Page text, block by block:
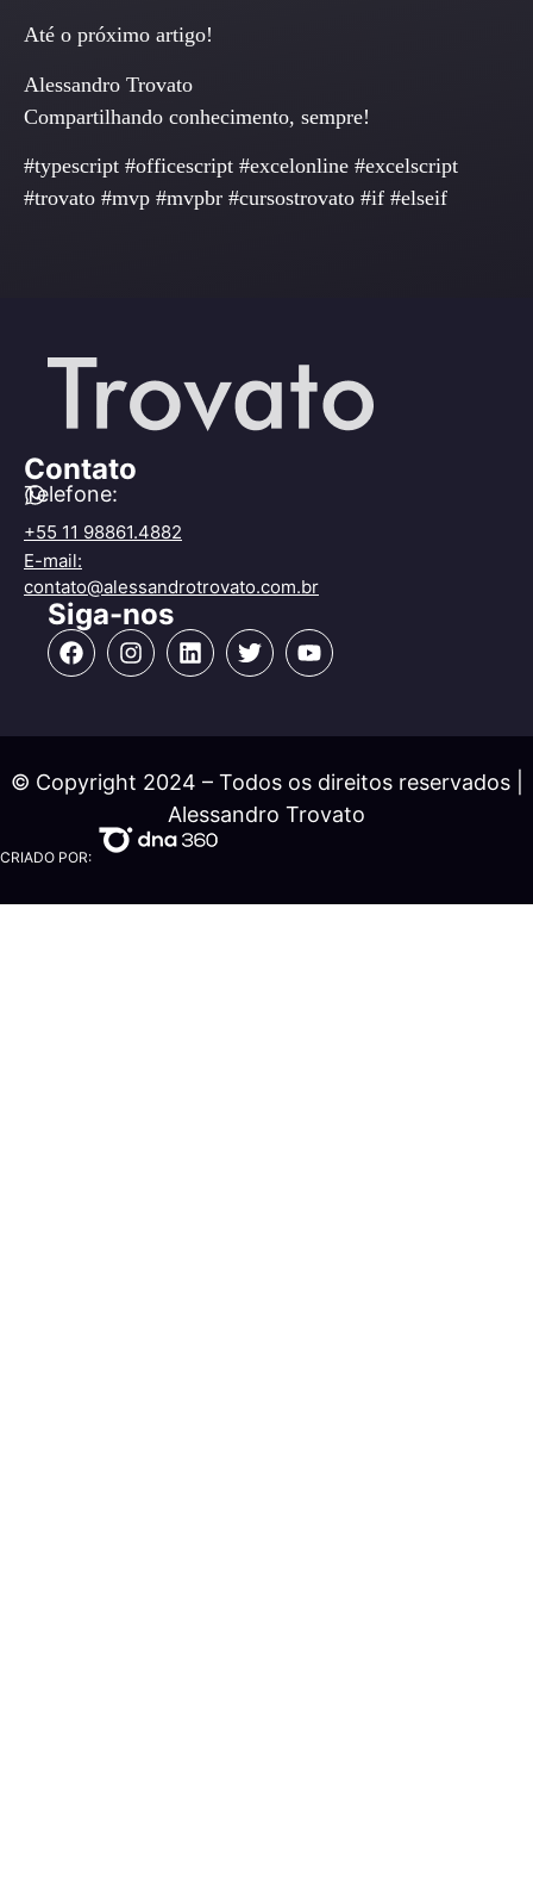
Até o próximo artigo!
Alessandro Trovato
Compartilhando conhecimento, sempre!
#typescript #officescript #excelonline #excelscript
#trovato #mvp #mvpbr #cursostrovato #if #elseif
Contato
Telefone:
+55 11 98861.4882
E-mail:
contato@alessandrotrovato.com.br
Siga-nos
© Copyright 2024 – Todos os direitos reservados |
Alessandro Trovato
CRIADO POR: